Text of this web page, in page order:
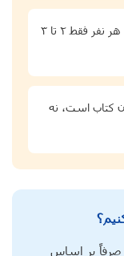
در کلاس ۱۵ نفره، هر نفر فقط ۲ تا ۳
کتاب است، نه
صرفاً بر اساس